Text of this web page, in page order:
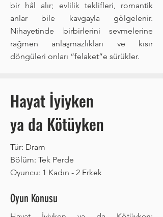
bir hâl alır; evlilik teklifleri, romantik
anlar bile kavgayla gölgelenir.
Nihayetinde birbirlerini sevmelerine
rağmen anlaşmazlıkları ve kısır
döngüleri onları “felaket”e sürükler.
Hayat İyiyken
ya da Kötüyken
Tür: Dram
Bölüm: Tek Perde
Oyuncu: 1 Kadın - 2 Erkek
Oyun Konusu